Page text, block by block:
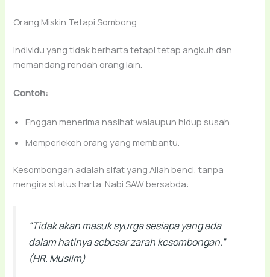
Orang Miskin Tetapi Sombong
Individu yang tidak berharta tetapi tetap angkuh dan
memandang rendah orang lain.
Contoh:
Enggan menerima nasihat walaupun hidup susah.
Memperlekeh orang yang membantu.
Kesombongan adalah sifat yang Allah benci, tanpa
mengira status harta. Nabi SAW bersabda:
“Tidak akan masuk syurga sesiapa yang ada
dalam hatinya sebesar zarah kesombongan.”
(HR. Muslim)